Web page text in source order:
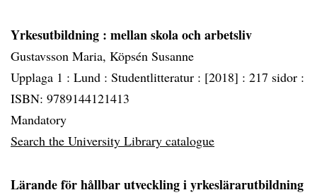
Yrkesutbildning : mellan skola och arbetsliv
Gustavsson Maria, Köpsén Susanne
Upplaga 1 : Lund : Studentlitteratur : [2018] : 217 sidor :
ISBN: 9789144121413
Mandatory
Search the University Library catalogue
Lärande för hållbar utveckling i yrkeslärarutbildning